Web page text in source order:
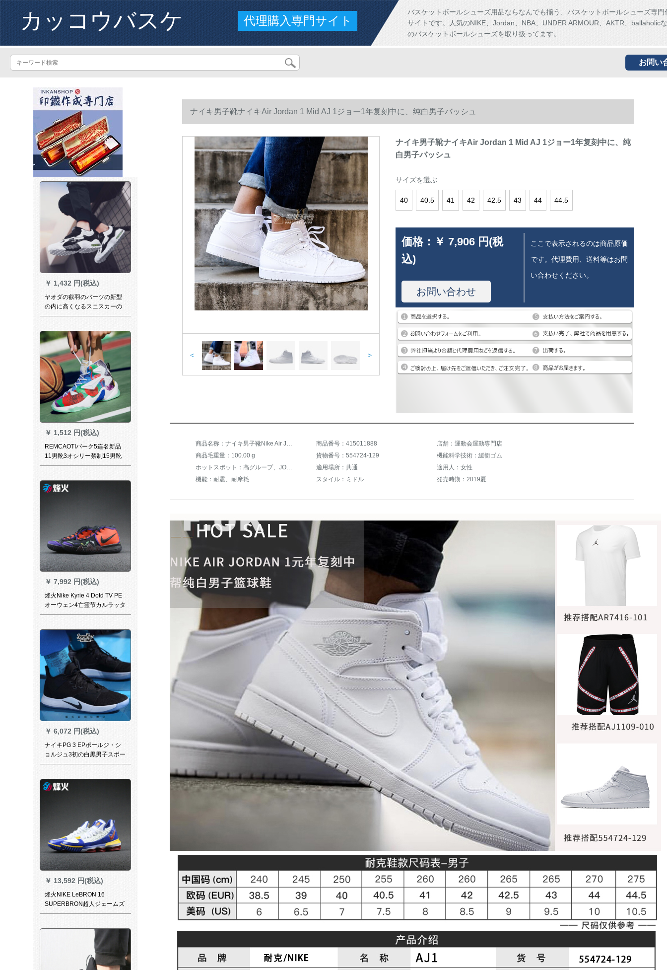
カッコウバスケ 代理購入専門サイト
バスケットボールシューズ用品ならなんでも揃う、バスケットボールシューズ専門
サイトです。人気のNIKE、Jordan、NBA、UNDER ARMOUR、AKTR、ballaholic
のバスケットボールシューズを取り扱ってます。
お問い
￥ 1,432 円(税込)
ヤオダの叡羽のバーツの新型
の内に高くなるスニスカーの
ジェームズの13の大魔王
￥ 1,512 円(税込)
REMCAOTIバーク5连名新品
11男靴3オシリー禁制15男靴
ハロージー13戦靴白绿42
￥ 7,992 円(税込)
烽火Nike Kyrie 4 Dotd TV PE
オーウェン4亡霊节カルラッタ
CI 0278-800煙台倉庫現物44
￥ 6,072 円(税込)
ナイキPG 3 EPポールジ・シ
ョルジュ3初の白黒男子スポー
ツツーズAO 2608-04.2
￥ 13,592 円(税込)
烽火NIKE LeBRON 16
SUPERBRON超人ジェームズ
CD 2450 CD 2451 CD 2451-
ナイキ男子靴ナイキAir Jordan 1 Mid AJ 1ジョー1年复刻中に、纯白男子バッシュ
< >
ナイキ男子靴ナイキAir Jordan 1 Mid AJ 1ジョー1年复刻中に、纯
白男子バッシュ
サイズを選ぶ
40 40.5 41 42 42.5 43 44 44.5
価格： ￥ 7,906 円(税
込)
お問い合わせ
ここで表示されるのは商品原価
です。代理費用、送料等はお問
い合わせください。
商品名称：ナイキ男子靴Nike Air Jordan 1 Mid AJ 1喬1年復刻中に純白男子バスケットボールシューズ554724 554724-129 商品番号：415011888
店舗：運動会運動専門店
商品毛重量：100.00 g
貨物番号：554724-129
機能科学技術：緩衝ゴム
ホットスポット：高グループ、JORDAN
適用場所：共通
適用人：女性
機能：耐震、耐摩耗
スタイル：ミドル 発売時期：2019夏